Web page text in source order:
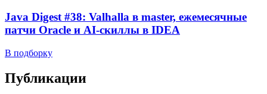
Java Digest #38: Valhalla в master, ежемесячные
патчи Oracle и AI-скиллы в IDEA
В подборку
Публикации